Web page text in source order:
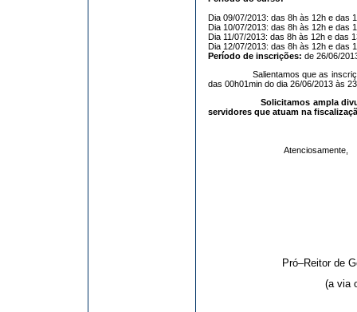
Dia 09/07/2013: das 8h às 12h e das
Dia 10/07/2013: das 8h às 12h e das
Dia 11/07/2013: das 8h às 12h e das
Dia 12/07/2013: das 8h às 12h e das
Período de inscrições: de 26/06/
Salientamos que as
das 00h01min do dia 26/06/2013 às
Solicitamos ampla
servidores que atuam na
Atenciosamente,
Pró–Reitor de
(a via